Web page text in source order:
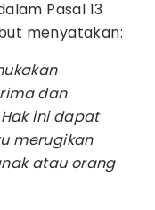
Pasal 13
menyatakan:
dan
ini dapat
merugikan
atau orang